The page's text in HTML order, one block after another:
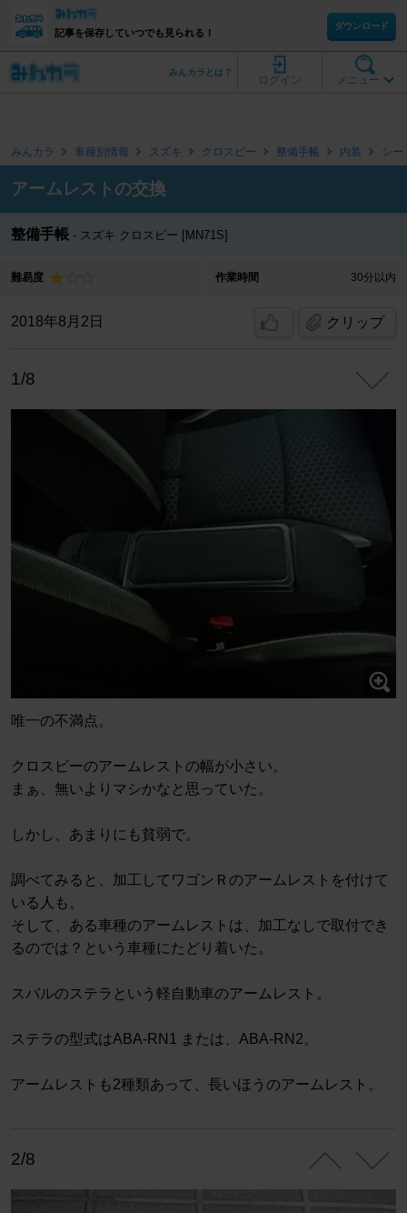
記事を保存していつでも見られる！
ダウンロード
メニュー
ログイン
みんカラとは？
みんカラ 車種別情報 スズキ クロスビー 整備手帳 内装 シー
アームレストの交換
整備手帳 スズキ クロスビー [MN71S]
難易度 作業時間 30分以内
2018年8月2日 クリップ
1/8
唯一の不満点。
クロスビーのアームレストの幅が小さい。
まぁ、無いよりマシかなと思っていた。
しかし、あまりにも貧弱で。
調べてみると、加工してワゴンＲのアームレストを付けて
いる人も。
そして、ある車種のアームレストは、加工なしで取付でき
るのでは？という車種にたどり着いた。
スバルのステラという軽自動車のアームレスト。
ステラの型式はABA-RN1 または、ABA-RN2。
アームレストも2種類あって、長いほうのアームレスト。
2/8